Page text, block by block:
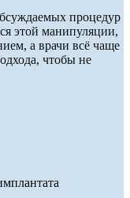
процедур
этой манипуляции,
а врачи всё чаще
чтобы не